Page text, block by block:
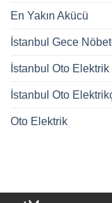
En Yakın Akücü
İstanbul Gece
İstanbul Oto Elektrik
İstanbul Oto
Oto Elektrik